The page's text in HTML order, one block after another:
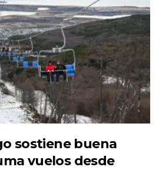
sostiene buena
vuelos desde